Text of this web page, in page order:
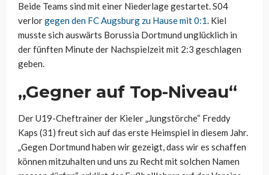
Beide Teams sind mit einer Niederlage gestartet. S04
verlorgegen den FC Augsburg zu Hause mit 0:1. Kiel
musste sich auswärts Borussia Dortmund unglücklich in
der fünften Minute der Nachspielzeit mit 2:3 geschlagen
geben.
„Gegner auf Top-Niveau“
Der U19-Cheftrainer der Kieler „Jungstörche“ Freddy
Kaps (31) freut sich auf das erste Heimspiel in diesem Jahr.
„Gegen Dortmund haben wir gezeigt, dass wir es schaffen
können mitzuhalten und uns zu Recht mit solchen Namen